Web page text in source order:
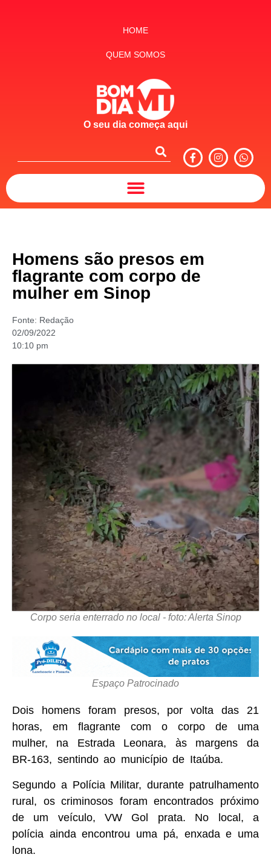
HOME
QUEM SOMOS
O seu dia começa aqui
Homens são presos em
flagrante com corpo de
mulher em Sinop
Fonte: Redação
02/09/2022
10:10 pm
Corpo seria enterrado no local - foto: Alerta Sinop
Espaço Patrocinado
Dois homens foram presos, por volta das 21
horas, em flagrante com o corpo de uma
mulher, na Estrada Leonara, às margens da
BR-163, sentindo ao município de Itaúba.
Segundo a Polícia Militar, durante patrulhamento
rural, os criminosos foram encontrados próximo
de um veículo, VW Gol prata. No local, a
polícia ainda encontrou uma pá, enxada e uma
lona.